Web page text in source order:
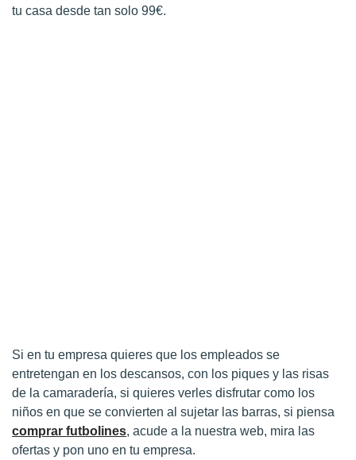
tu casa desde tan solo 99€.
Si en tu empresa quieres que los empleados se
entretengan en los descansos, con los piques y las risas
de la camaradería, si quieres verles disfrutar como los
niños en que se convierten al sujetar las barras, si piensa
comprar futbolines, acude a la nuestra web, mira las
ofertas y pon uno en tu empresa.